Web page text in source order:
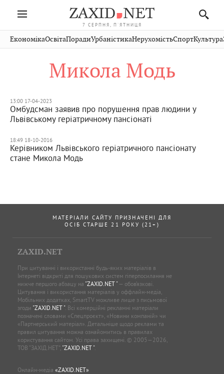
7 СЕРПНЯ, П'ЯТНИЦЯ
Івано-
Франківськ
Волинь
Рівне
Чернівці
Стрий
Хмельницький
Публікації
Авто СловкоКультура
Кіно
Дім СпортКраєзнавство
ЕкономікаОсвітаПорадиУрбаністикаНерухомістьСпортКультура
Микола Модь
13:00 17-04-2023
Омбудсман заявив про порушення прав людини у
Львівському геріатричному пансіонаті
18:49 18-10-2016
Керівником Львівського геріатричного пансіонату
стане Микола Модь
МАТЕРІАЛИ САЙТУ ПРИЗНАЧЕНІ ДЛЯ
ОСІБ СТАРШЕ 21 РОКУ (21+)
ZAXID.NET
При цитуванні і використанні будь-яких матеріалів в
Інтернеті відкриті для пошукових систем гіперпосилання не
нижче першого абзацу на "ZAXID.NET "— обов’язкові.
Цитування і використання матеріалів у оффлайн-медіа,
Мобільних додатках, SmartTV можливе лише з письмової
згоди "ZAXID.NET ". Всі комерційні рекламні матеріали
позначені словами «Спецпроєкт», «Новини компаній» чи
«Партнерський матеріал». Детальніше щодо реклами та
правил цитування можна ознайомитись в правилах
користування сайтом. Усі права захищені. © 2005—2026,
ТОВ “ЗАХІД.НЕТ”, "ZAXID.NET ".
Онлайн-медіа «ZAXID.NET»